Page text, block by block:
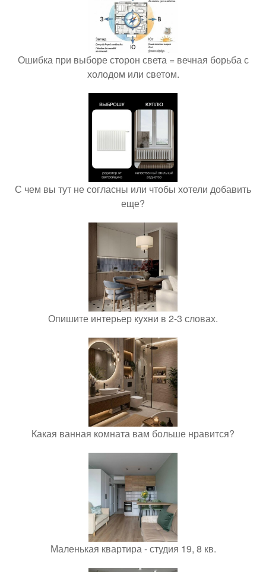
Ошибка при выборе сторон света = вечная борьба с
холодом или светом.
С чем вы тут не согласны или чтобы хотели добавить
еще?
Опишите интерьер кухни в 2-3 словах.
Какая ванная комната вам больше нравится?
Маленькая квартира - студия 19, 8 кв.